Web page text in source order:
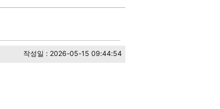
작성일 : 2026-05-15 09:44:54